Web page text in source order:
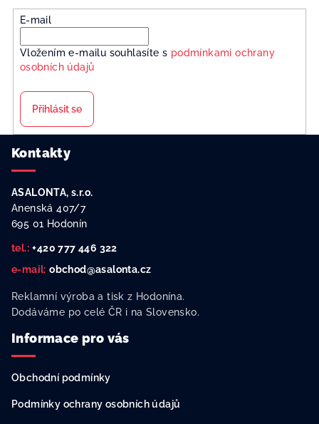
E-mail
Vložením e-mailu souhlasíte s podmínkami ochrany
osobních údajů
Přihlásit se
Kontakty
ASALONTA, s.r.o.
Anenská 407/7
695 01 Hodonín
tel.: +420 777 446 322
e-mail: obchod@asalonta.cz
Reklamní výroba a tisk z Hodonína.
Dodáváme po celé ČR i na Slovensko.
Informace pro vás
Obchodní podmínky
Podmínky ochrany osobních údajů